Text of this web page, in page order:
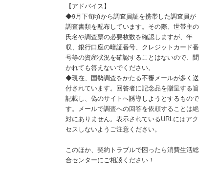
【アドバイス】
◆9月下旬頃から調査員証を携帯した調査員が
調査書類を配布しています。その際、世帯主の
氏名や調査票の必要枚数を確認しますが、年
収、銀行口座の暗証番号、クレジットカード番
号等の資産状況を確認することはないので、聞
かれても答えないでください。
◆現在、国勢調査をかたる不審メールが多く送
付されています。回答者に記念品を贈呈する旨
記載し、偽のサイトへ誘導しようとするもので
す。メールで調査への回答を依頼することは絶
対にありません。表示されているURLにはアク
セスしないようご注意ください。
このほか、契約トラブルで困ったら消費生活総
合センターにご相談ください！